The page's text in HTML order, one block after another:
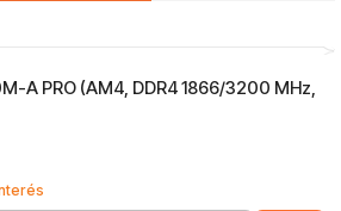
A PRO (AM4, DDR4 1866/3200 MHz,